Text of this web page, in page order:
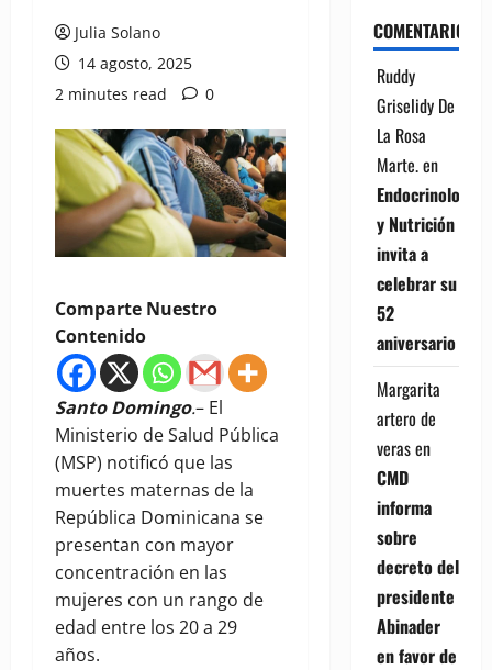
Julia Solano
14 agosto, 2025
2 minutes read
0
Comparte Nuestro
Contenido
Santo Domingo.– El
Ministerio de Salud Pública
(MSP) notificó que las
muertes maternas de la
República Dominicana se
presentan con mayor
concentración en las
mujeres con un rango de
edad entre los 20 a 29
años.
COMENTARIOS
Ruddy
Griselidy De
La Rosa
Marte.en
Endocrinología
y Nutrición
invita a
celebrar su
52
aniversario
Margarita
artero de
verasen
CMD
informa
sobre
decreto del
presidente
Abinader
en favor de